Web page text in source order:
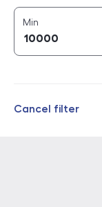
Min
Cancel filter